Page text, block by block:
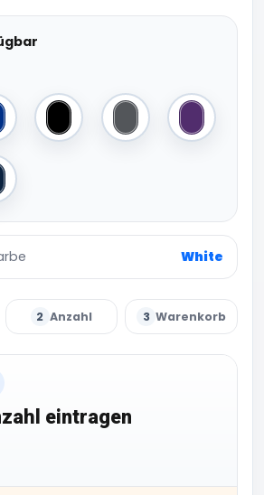
Royal Black Charcoal Purple
Navy
White
2 Anzahl 3 Warenkorb
eintragen